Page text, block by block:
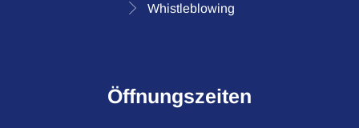
Whistleblowing
Öffnungszeiten